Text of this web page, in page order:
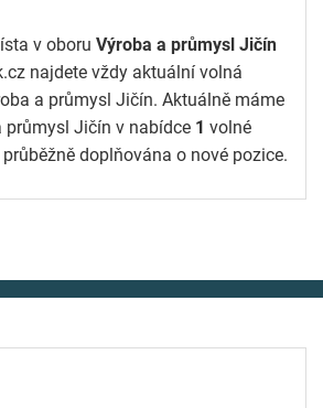
v oboru Výroba a průmysl Jičín
najdete vždy aktuální volná
a průmysl Jičín. Aktuálně máme
průmysl Jičín v nabídce 1 volné
doplňována o nové pozice.